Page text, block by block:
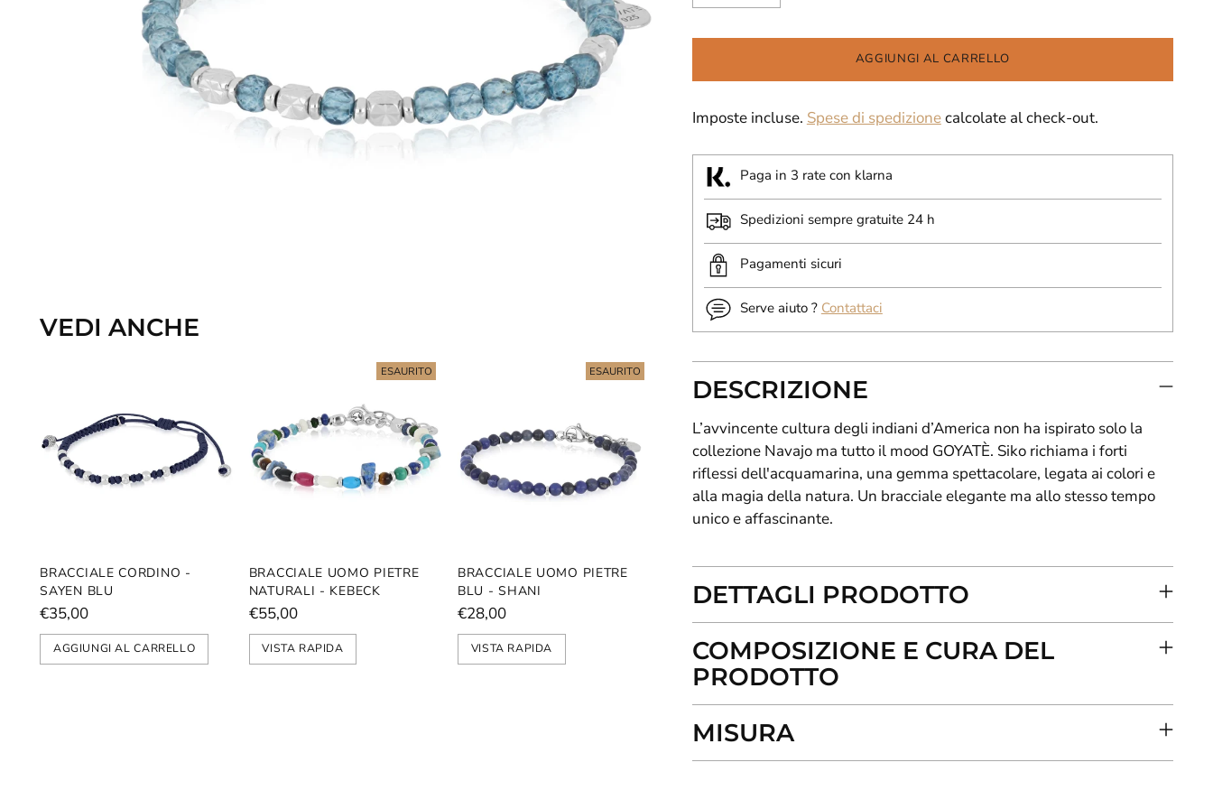
VEDI ANCHE
BRACCIALE CORDINO -
SAYEN BLU
€35,00
AGGIUNGI AL CARRELLO
ESAURITO
BRACCIALE UOMO PIETRE
NATURALI - KEBECK
€55,00
VISTA RAPIDA
ESAURITO
BRACCIALE UOMO PIETRE
BLU - SHANI
€28,00
VISTA RAPIDA
AGGIUNGI AL CARRELLO
Imposte incluse. Spese di spedizionecalcolate al check-out.
Paga in 3 rate con klarna
Spedizioni sempre gratuite 24 h
Pagamenti sicuri
Serve aiuto ? Contattaci
DESCRIZIONE
L’avvincente cultura degli indiani d’America non ha ispirato solo la
collezione Navajo ma tutto il mood GOYATÈ. Siko richiama i forti
riflessi dell'acquamarina, una gemma spettacolare, legata ai colori e
alla magia della natura. Un bracciale elegante ma allo stesso tempo
unico e affascinante.
DETTAGLI PRODOTTO
COMPOSIZIONE E CURA DEL
PRODOTTO
MISURA